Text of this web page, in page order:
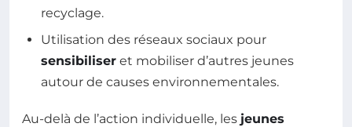
recyclage.
Utilisation des réseaux sociaux pour
sensibiliser et mobiliser d’autres jeunes
autour de causes environnementales.
Au-delà de l’action individuelle, les jeunes